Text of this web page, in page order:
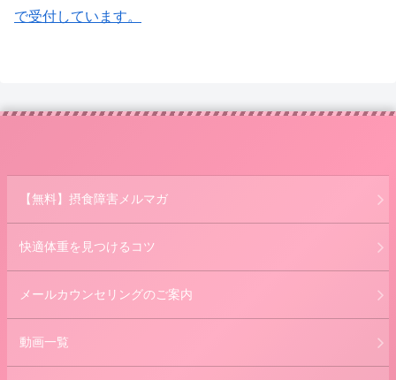
で受付しています。
【無料】摂食障害メルマガ
快適体重を見つけるコツ
メールカウンセリングのご案内
動画一覧